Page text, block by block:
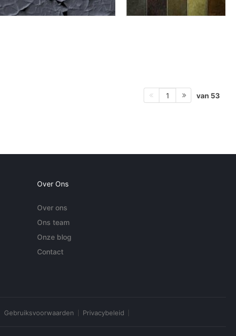
1 van 53
Over Ons
Over ons
Ons team
Onze blog
Contact
Gebruiksvoorwaarden Privacybeleid